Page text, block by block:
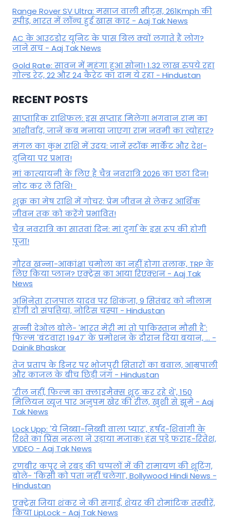
Range Rover SV Ultra: मसाज वाली सीट्स, 261Kmph की
स्पीड, भारत में लॉन्च हुई खास कार - Aaj Tak News
AC के आउटडोर यूनिट के पास ग्रिल क्यों लगाते हैं लोग?
जाने सच - Aaj Tak News
Gold Rate: सावन में महंगा हुआ सोना! 1.32 लाख रुपये रहा
गोल्ड रेट, 22 और 24 कैरेट का दाम ये रहा - Hindustan
RECENT POSTS
साप्ताहिक राशिफल: इस सप्ताह मिलेगा भगवान राम का
आशीर्वाद, जानें कब मनाया जाएगा राम नवमी का त्योहार?
मंगल का कुंभ राशि में उदय: जानें स्‍टॉक मार्केट और देश-
दुनिया पर प्रभाव!
मां कात्‍यायनी के लिए है चैत्र नवरात्रि 2026 का छठा दिन!
नोट कर लें तिथि!
शुक्र का मेष राशि में गोचर: प्रेम जीवन से लेकर आर्थिक
जीवन तक को करेंगे प्रभावित!
चैत्र नवरात्रि का सातवां दिन: मां दुर्गा के इस रूप की होगी
पूजा!
गौरव खन्ना-आकांक्षा चमोला का नहीं होगा तलाक, TRP के
लिए किया प्लान? एक्ट्रेस का आया रिएक्शन - Aaj Tak
News
अभिनेता राजपाल यादव पर शिकंजा, 9 सितंबर को नीलाम
होंगी दो संपत्तियां, नोटिस चस्पा - Hindustan
सन्नी देओल बोले- 'भारत मेरी मां तो पाकिस्तान मौसी है':
फिल्म 'बंटवारा 1947' के प्रमोशन के दौरान दिया बयान, ... -
Dainik Bhaskar
तेज प्रताप के डिनर पर भोजपुरी सितारों का बवाल, आम्रपाली
और काजल के बीच छिड़ी जंग - Hindustan
'रील नहीं, फिल्म का क्लाइमैक्स शूट कर रहे थे', 150
मिलियन व्यूज पार अनुपम खेर की रील, खुशी से झूमे - Aaj
Tak News
Lock Upp: 'ये निब्बा-निब्बी वाला प्यार', हर्षद-शिवांगी के
रिश्ते का प्रिंस नरूला ने उड़ाया मजाक! हंस पड़े फराह-रितेश,
VIDEO - Aaj Tak News
रणबीर कपूर ने रबड़ की चप्पलों में की रामायण की शूटिंग,
बोले- 'किसी को पता नहीं चलेगा', Bollywood Hindi News -
Hindustan
एक्ट्रेस जिया शंकर ने की सगाई, शेयर की रोमांटिक तस्वीरें,
किया LipLock - Aaj Tak News